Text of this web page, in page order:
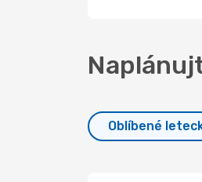
Oblíbené